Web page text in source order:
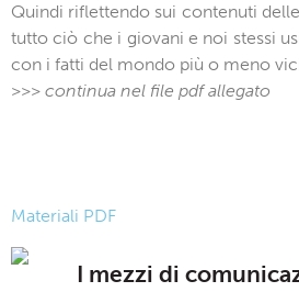
Quindi riflettendo sui contenuti
tutto ciò che i giovani e noi stessi
con i fatti del mondo più o meno
>>> continua nel file pdf allegato
Materiali PDF
I mezzi di